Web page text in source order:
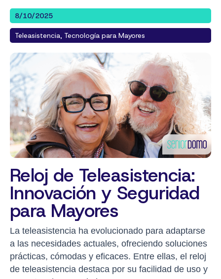
8/10/2025
Teleasistencia, Tecnología para Mayores
Reloj de Teleasistencia:
Innovación y Seguridad
para Mayores
La teleasistencia ha evolucionado para adaptarse
a las necesidades actuales, ofreciendo soluciones
prácticas, cómodas y eficaces. Entre ellas, el reloj
de teleasistencia destaca por su facilidad de uso y